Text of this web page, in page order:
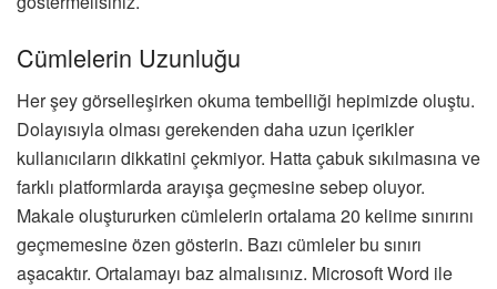
Cümlelerin Uzunluğu
Her şey görselleşirken okuma tembelliği hepimizde oluştu.
Dolayısıyla olması gerekenden daha uzun içerikler
kullanıcıların dikkatini çekmiyor. Hatta çabuk sıkılmasına ve
farklı platformlarda arayışa geçmesine sebep oluyor.
Makale oluştururken cümlelerin ortalama 20 kelime sınırını
geçmemesine özen gösterin. Bazı cümleler bu sınırı
aşacaktır. Ortalamayı baz almalısınız. Microsoft Word ile